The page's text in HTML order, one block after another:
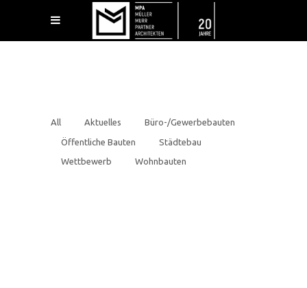
All Aktuelles Büro-/Gewerbebauten
Öffentliche Bauten Städtebau
Wettbewerb Wohnbauten